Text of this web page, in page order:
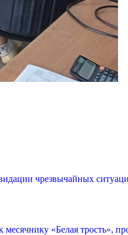
чрезвычайных
«Белая трость»,